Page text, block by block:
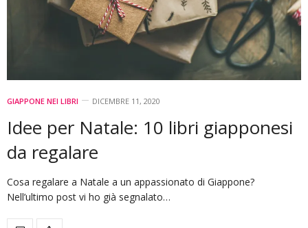
GIAPPONE NEI LIBRI DICEMBRE 11, 2020
Idee per Natale: 10 libri giapponesi
da regalare
Cosa regalare a Natale a un appassionato di Giappone?
Nell’ultimo post vi ho già segnalato…